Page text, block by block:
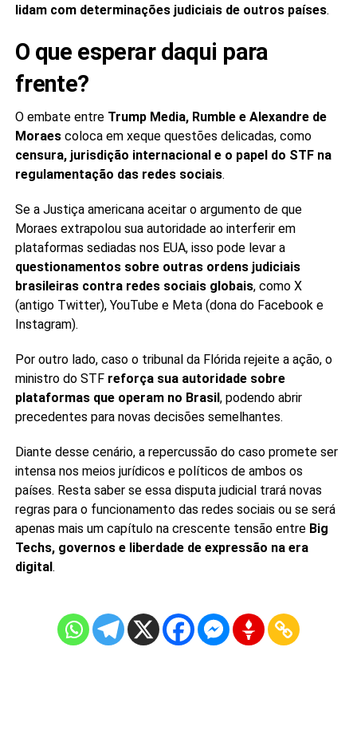
lidam com determinações judiciais de outros países.
O que esperar daqui para
frente?
O embate entre Trump Media, Rumble e Alexandre de
Moraescoloca em xeque questões delicadas, como
censura, jurisdição internacional e o papel do STF na
regulamentação das redes sociais.
Se a Justiça americana aceitar o argumento de que
Moraes extrapolou sua autoridade ao interferir em
plataformas sediadas nos EUA, isso pode levar a
questionamentos sobre outras ordens judiciais
brasileiras contra redes sociais globais, como X
(antigo Twitter), YouTube e Meta (dona do Facebook e
Instagram).
Por outro lado, caso o tribunal da Flórida rejeite a ação, o
ministro do STF reforça sua autoridade sobre
plataformas que operam no Brasil, podendo abrir
precedentes para novas decisões semelhantes.
Diante desse cenário, a repercussão do caso promete ser
intensa nos meios jurídicos e políticos de ambos os
países. Resta saber se essa disputa judicial trará novas
regras para o funcionamento das redes sociais ou se será
apenas mais um capítulo na crescente tensão entre Big
Techs, governos e liberdade de expressão na era
digital.